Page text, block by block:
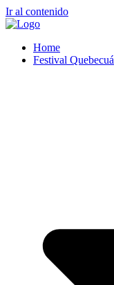
Ir al contenido
Home
Festival Quebecuá